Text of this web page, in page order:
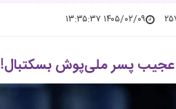
۱۴۰۵/۰۲/۰۹ ۱۳:۳۵:۳۷
پسر ملی‌پوش بسکتبال!